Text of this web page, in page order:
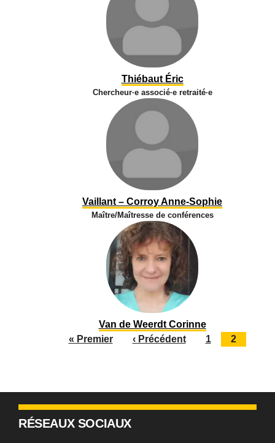
Thiébaut Éric
Chercheur·e associé·e retraité·e
Vaillant – Corroy Anne-Sophie
Maître/Maîtresse de conférences
Van de Weerdt Corinne
« Premier
‹ Précédent 1 2
RÉSEAUX SOCIAUX